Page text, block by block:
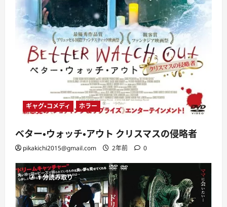
ギャグ・コメディ ホラー
ベター・ウォッチ・アウト クリスマスの侵略者
pikakichi2015@gmail.com 2年前 0
1 分読み取り